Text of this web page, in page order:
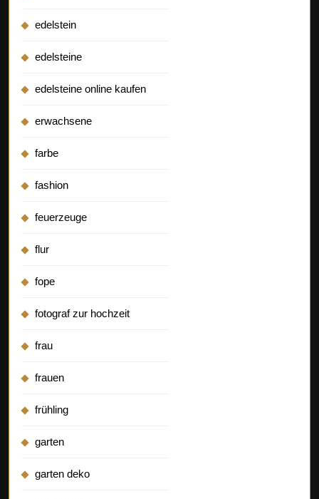
edelstein
edelsteine
edelsteine online kaufen
erwachsene
farbe
fashion
feuerzeuge
flur
fope
fotograf zur hochzeit
frau
frauen
frühling
garten
garten deko